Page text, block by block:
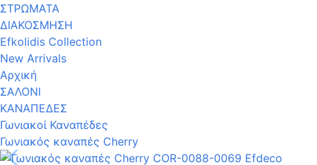
ΣΤΡΩΜΑΤΑ
ΔΙΑΚΟΣΜΗΣΗ
Efkolidis Collection
New Arrivals
Αρχική
ΣΑΛΟΝΙ
ΚΑΝΑΠΕΔΕΣ
Γωνιακοί Καναπέδες
Γωνιακός καναπές Cherry